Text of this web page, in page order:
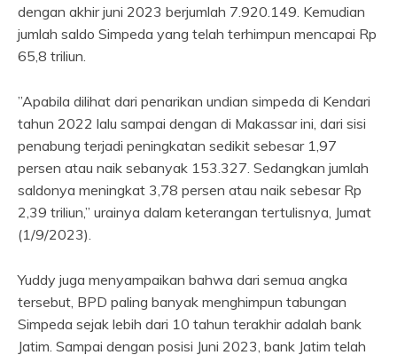
dengan akhir juni 2023 berjumlah 7.920.149. Kemudian
jumlah saldo Simpeda yang telah terhimpun mencapai Rp
65,8 triliun.
”Apabila dilihat dari penarikan undian simpeda di Kendari
tahun 2022 lalu sampai dengan di Makassar ini, dari sisi
penabung terjadi peningkatan sedikit sebesar 1,97
persen atau naik sebanyak 153.327. Sedangkan jumlah
saldonya meningkat 3,78 persen atau naik sebesar Rp
2,39 triliun,” urainya dalam keterangan tertulisnya, Jumat
(1/9/2023).
Yuddy juga menyampaikan bahwa dari semua angka
tersebut, BPD paling banyak menghimpun tabungan
Simpeda sejak lebih dari 10 tahun terakhir adalah bank
Jatim. Sampai dengan posisi Juni 2023, bank Jatim telah